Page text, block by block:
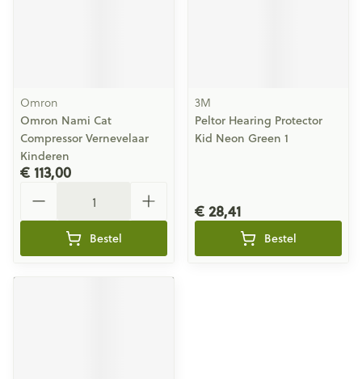
Omron
Omron Nami Cat
Compressor Vernevelaar
Kinderen
€ 113,00
Bestel
3M
Peltor Hearing Protector
Kid Neon Green 1
€ 28,41
Bestel